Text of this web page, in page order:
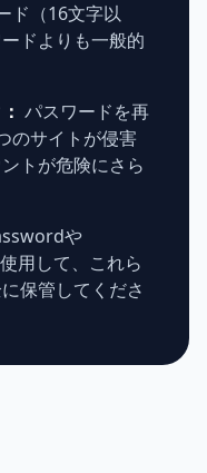
ド（16文字以
ドよりも一般的
パスワードを再
のサイトが侵害
トが危険にさら
や
用して、これら
保管してくださ